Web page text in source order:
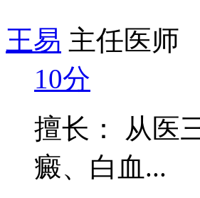
王易 主任医师
10分
擅长： 从医
癜、白血...